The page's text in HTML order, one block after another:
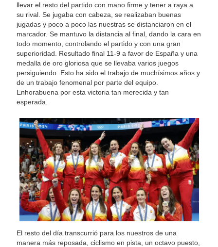
llevar el resto del partido con mano firme y tener a raya a
su rival. Se jugaba con cabeza, se realizaban buenas
jugadas y poco a poco las nuestras se distanciaron en el
marcador. Se mantuvo la distancia al final, dando la cara en
todo momento, controlando el partido y con una gran
superioridad. Resultado final 11-9 a favor de España y una
medalla de oro gloriosa que se llevaba varios juegos
persiguiendo. Esto ha sido el trabajo de muchísimos años y
de un trabajo fenomenal por parte del equipo.
Enhorabuena por esta victoria tan merecida y tan
esperada.
El resto del día transcurrió para los nuestros de una
manera más reposada, ciclismo en pista, un octavo puesto,